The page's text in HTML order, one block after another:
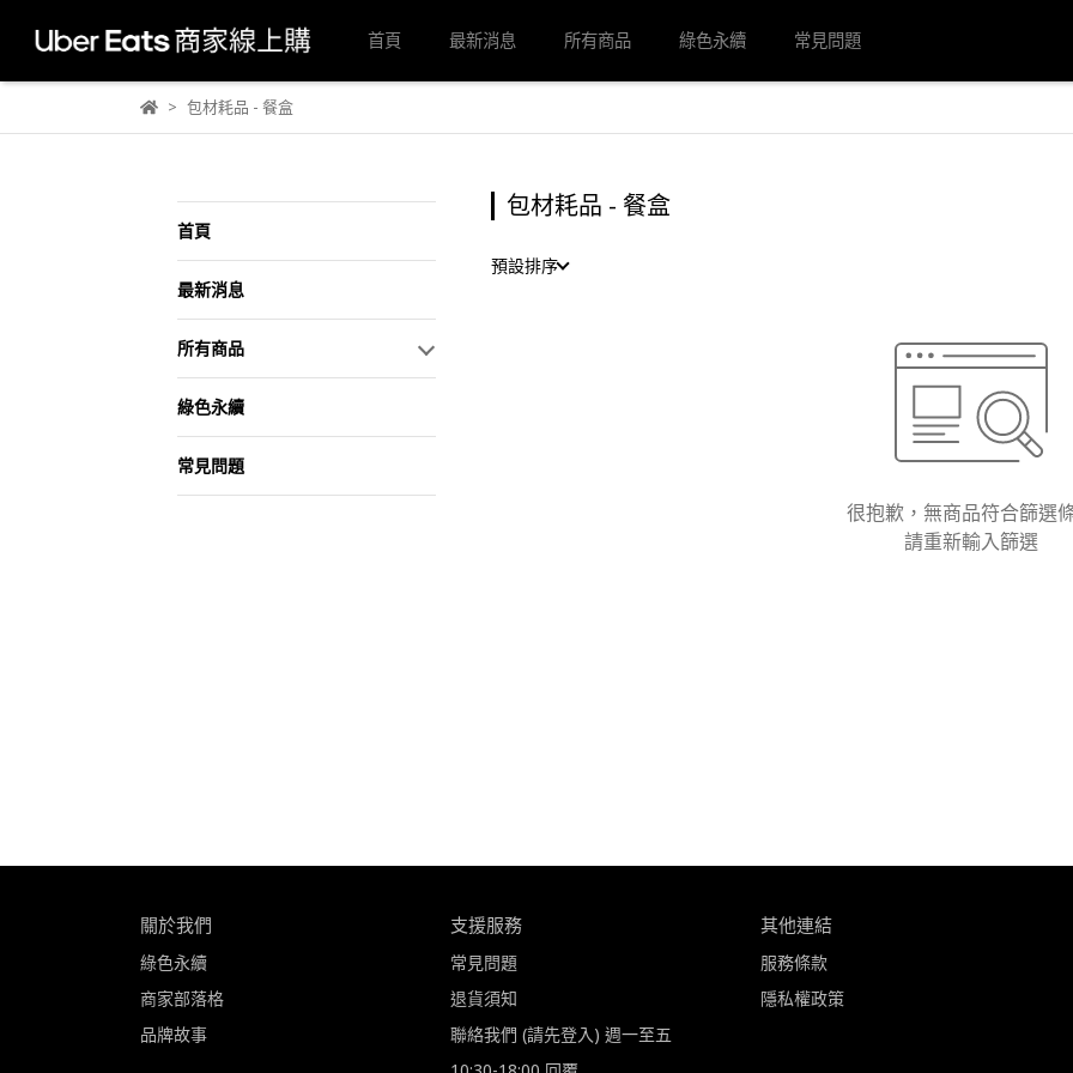
首頁 最新消息 所有商品 綠色永續 常見問題
包材耗品 - 餐盒
首頁
最新消息
所有商品
綠色永續
常見問題
包材耗品 - 餐盒
預設排序
很抱歉，無商品符合篩選
請重新輸入篩選
關於我們
綠色永續
商家部落格
品牌故事
支援服務
常見問題
退貨須知
聯絡我們 (請先登入) 週一至五
其他連結
服務條款
隱私權政策